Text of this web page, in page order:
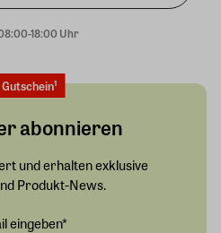
18:00 Uhr
abonnieren
und erhalten exklusive
Produkt-News.